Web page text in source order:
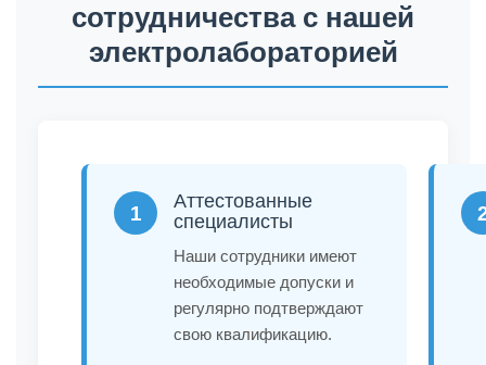
сотрудничества с нашей
электролабораторией
1
Аттестованные
специалисты
Наши сотрудники имеют
необходимые допуски и
регулярно подтверждают
свою квалификацию.